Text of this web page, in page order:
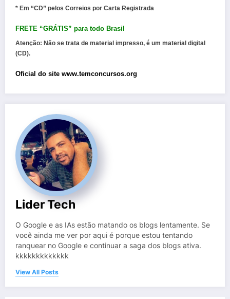
* Em “CD” pelos Correios por Carta Registrada
FRETE “GRÁTIS” para todo Brasil
Atenção: Não se trata de material impresso, é um material digital
(CD).
Oficial do site www.temconcursos.org
Lider Tech
O Google e as IAs estão matando os blogs lentamente. Se
você ainda me ver por aqui é porque estou tentando
ranquear no Google e continuar a saga dos blogs ativa.
kkkkkkkkkkkkk
View All Posts